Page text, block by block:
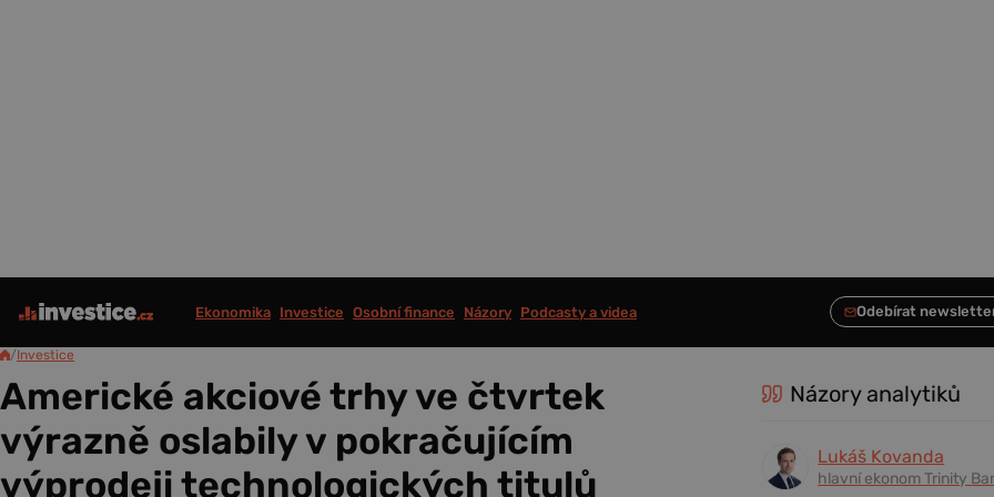
Ekonomika Investice Osobní finance Názory Podcasty a videa
/Investice
Americké akciové trhy ve čtvrtek
výrazně oslabily v pokračujícím
výprodeji technologických titulů
Názory analytiků
Lukáš Kovanda
hlavní ekonom Trinity